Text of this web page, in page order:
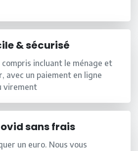
& sécurisé
incluant le ménage et
avec un paiement en ligne
virement
sans frais
un euro. Nous vous